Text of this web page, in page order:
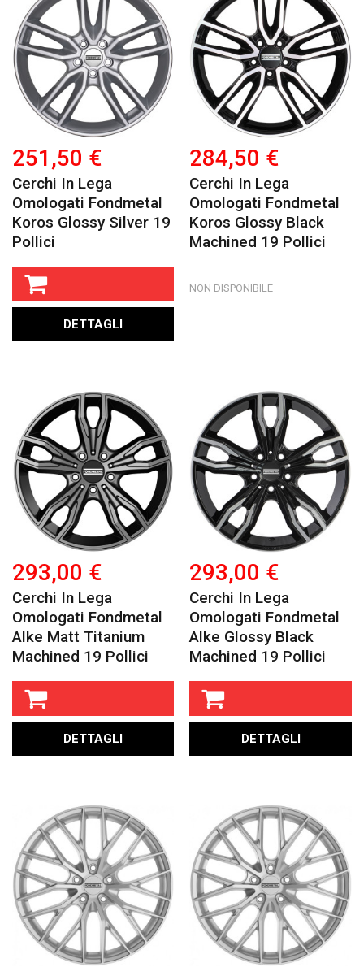
251,50 €
Cerchi In Lega
Omologati Fondmetal
Koros Glossy Silver 19
Pollici
DETTAGLI
284,50 €
Cerchi In Lega
Omologati Fondmetal
Koros Glossy Black
Machined 19 Pollici
NON DISPONIBILE
293,00 €
Cerchi In Lega
Omologati Fondmetal
Alke Matt Titanium
Machined 19 Pollici
DETTAGLI
293,00 €
Cerchi In Lega
Omologati Fondmetal
Alke Glossy Black
Machined 19 Pollici
DETTAGLI